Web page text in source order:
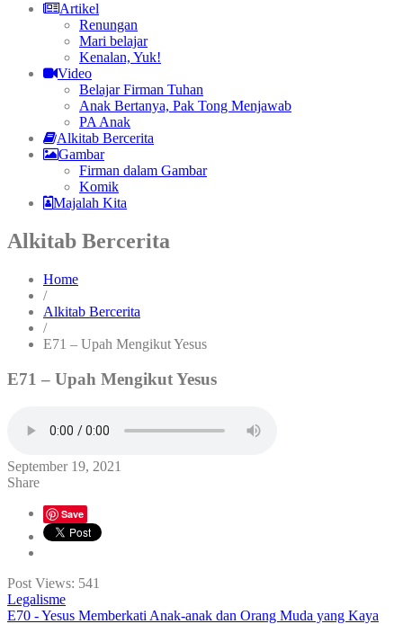
Artikel
Renungan
Mari belajar
Kenalan, Yuk!
Video
Belajar Firman Tuhan
Anak Bertanya, Pak Tong Menjawab
PA Anak
Alkitab Bercerita
Gambar
Firman dalam Gambar
Komik
Majalah Kita
Alkitab Bercerita
Home
/
Alkitab Bercerita
/
E71 – Upah Mengikut Yesus
E71 – Upah Mengikut Yesus
September 19, 2021
Share
Save
Post Views: 541
Legalisme
E70 - Yesus Memberkati Anak-anak dan Orang Muda yang Kaya